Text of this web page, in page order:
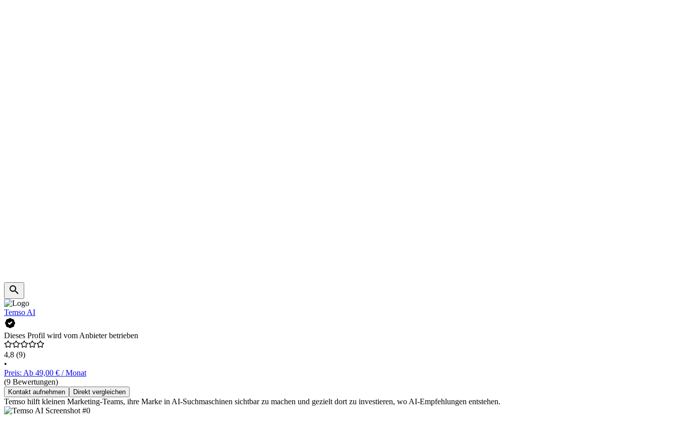
Temso AI
Dieses Profil wird vom Anbieter betrieben
4,8 (9)
•
Preis: Ab 49,00 € / Monat
(9 Bewertungen)
Kontakt aufnehmen Direkt vergleichen
Temso hilft kleinen Marketing-Teams, ihre Marke in AI-Suchmaschinen sichtbar zu machen und gezielt dort zu investieren, wo AI-Empfehlungen entstehen.